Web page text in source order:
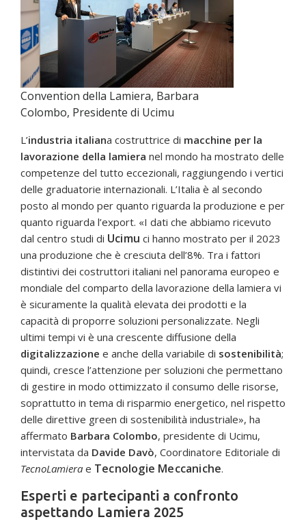
Convention della Lamiera, Barbara
Colombo, Presidente di Ucimu
L’industria italiana costruttrice di macchine per la
lavorazione della lamiera nel mondo ha mostrato delle
competenze del tutto eccezionali, raggiungendo i vertici
delle graduatorie internazionali. L’Italia è al secondo
posto al mondo per quanto riguarda la produzione e per
quanto riguarda l’export. «I dati che abbiamo ricevuto
dal centro studi di Ucimu ci hanno mostrato per il 2023
una produzione che è cresciuta dell’8%. Tra i fattori
distintivi dei costruttori italiani nel panorama europeo e
mondiale del comparto della lavorazione della lamiera vi
è sicuramente la qualità elevata dei prodotti e la
capacità di proporre soluzioni personalizzate. Negli
ultimi tempi vi è una crescente diffusione della
digitalizzazione e anche della variabile di sostenibilità;
quindi, cresce l’attenzione per soluzioni che permettano
di gestire in modo ottimizzato il consumo delle risorse,
soprattutto in tema di risparmio energetico, nel rispetto
delle direttive green di sostenibilità industriale», ha
affermato Barbara Colombo, presidente di Ucimu,
intervistata da Davide Davò, Coordinatore Editoriale di
TecnoLamiera e Tecnologie Meccaniche.
Esperti e partecipanti a confronto
aspettando Lamiera 2025